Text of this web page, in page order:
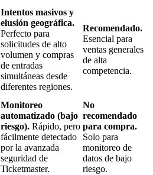
Intentos masivos y
elusión geográfica.
Perfecto para
solicitudes de alto
volumen y compras
de entradas
simultáneas desde
diferentes regiones.
Recomendado.
Esencial para
ventas generales
de alta
competencia.
Monitoreo
automatizado (bajo
riesgo). Rápido, pero
fácilmente detectado
por la avanzada
seguridad de
Ticketmaster.
No
recomendado
para compra.
Solo para
monitoreo de
datos de bajo
riesgo.